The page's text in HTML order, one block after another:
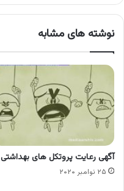
نوشته های مشابه
آگهی رعایت پروتکل های بهداشتی
۲۵ نوامبر ۲۰۲۰